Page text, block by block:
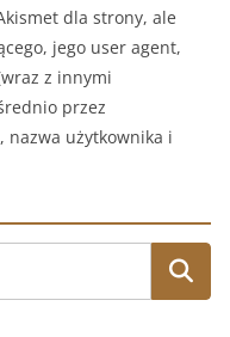
dla strony, ale
jego user agent,
z innymi
przez
nazwa użytkownika i